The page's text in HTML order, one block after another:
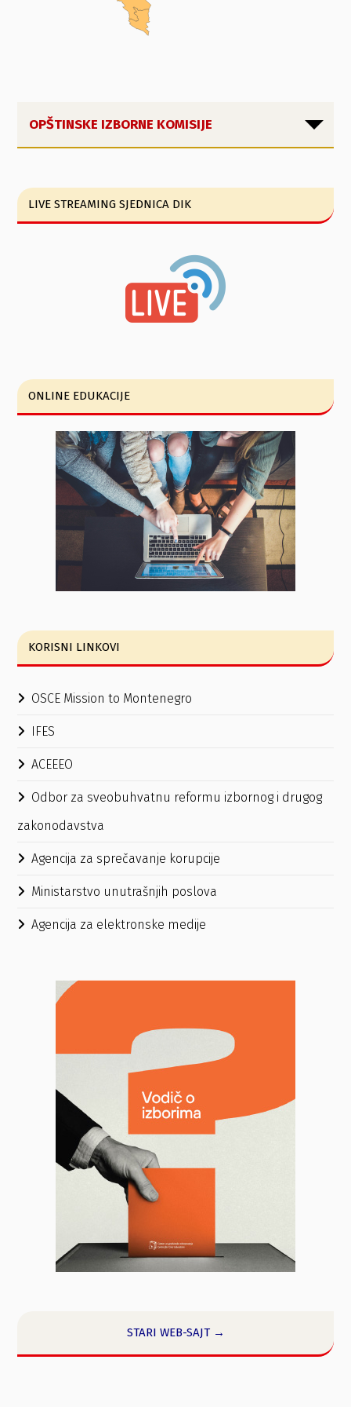
OPŠTINSKE IZBORNE KOMISIJE
LIVE STREAMING SJEDNICA DIK
ONLINE EDUKACIJE
KORISNI LINKOVI
OSCE Mission to Montenegro
IFES
ACEEEO
Odbor za sveobuhvatnu reformu izbornog i drugog
zakonodavstva
Agencija za sprečavanje korupcije
Ministarstvo unutrašnjih poslova
Agencija za elektronske medije
STARI WEB-SAJT →